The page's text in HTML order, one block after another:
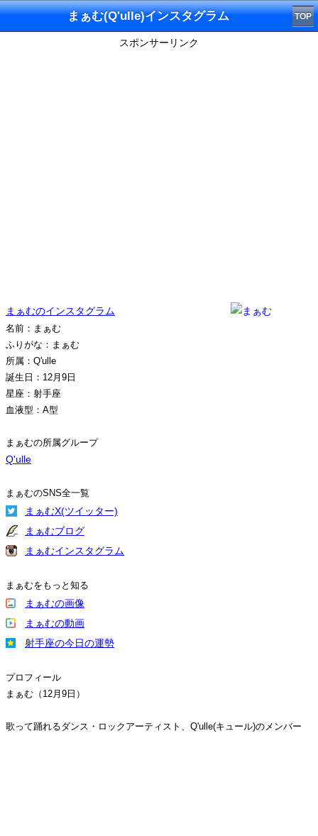
まぁむ(Q'ulle)インスタグラム TOP
スポンサーリンク
まぁむのインスタグラム
名前：まぁむ
ふりがな：まぁむ
所属：Q'ulle
誕生日：12月9日
星座：射手座
血液型：A型
まぁむの所属グループ
Q'ulle
まぁむのSNS全一覧
まぁむX(ツイッター)
まぁむブログ
まぁむインスタグラム
まぁむをもっと知る
まぁむの画像
まぁむの動画
射手座の今日の運勢
プロフィール
まぁむ（12月9日）
歌って踊れるダンス・ロックアーティスト、Q'ulle(キュール)のメンバー